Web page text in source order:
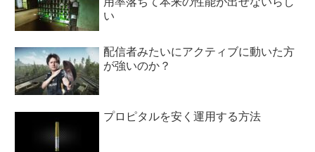
い
配信者みたいにアクティブに動いた方
が強いのか？
プロピタルを安く運用する方法